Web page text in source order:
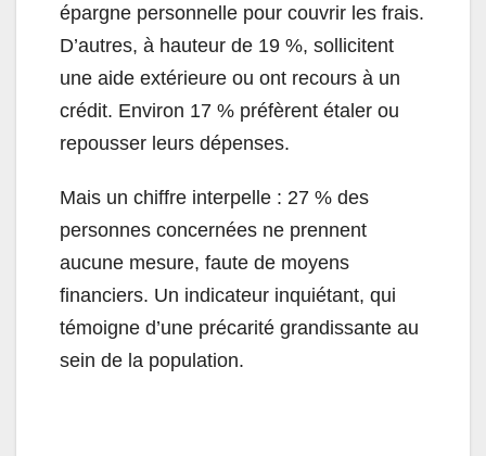
épargne personnelle pour couvrir les frais.
D’autres, à hauteur de 19 %, sollicitent
une aide extérieure ou ont recours à un
crédit. Environ 17 % préfèrent étaler ou
repousser leurs dépenses.
Mais un chiffre interpelle : 27 % des
personnes concernées ne prennent
aucune mesure, faute de moyens
financiers. Un indicateur inquiétant, qui
témoigne d’une précarité grandissante au
sein de la population.